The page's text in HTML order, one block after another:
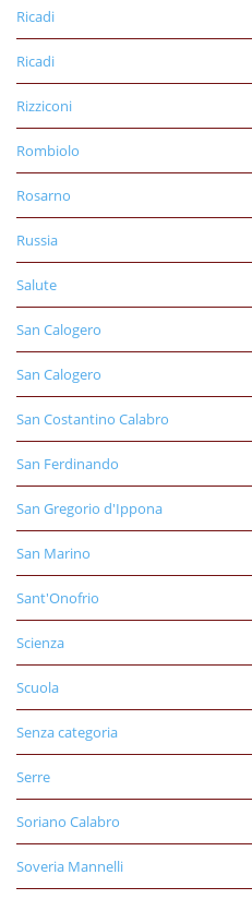
Ricadi
Ricadi
Rizziconi
Rombiolo
Rosarno
Russia
Salute
San Calogero
San Calogero
San Costantino Calabro
San Ferdinando
San Gregorio d'Ippona
San Marino
Sant'Onofrio
Scienza
Scuola
Senza categoria
Serre
Soriano Calabro
Soveria Mannelli